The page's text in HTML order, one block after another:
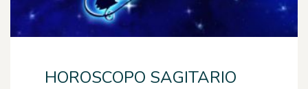
HOROSCOPO SAGITARIO